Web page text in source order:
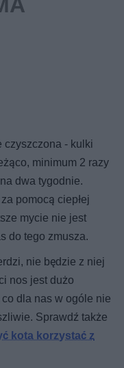
czyszczona - kulki
minimum 2 razy
dwa tygodnie.
pomocą ciepłej
mycie nie jest
do tego zmusza.
nie będzie z niej
nos jest dużo
dla nas w ogóle nie
Sprawdź także
kota korzystać z